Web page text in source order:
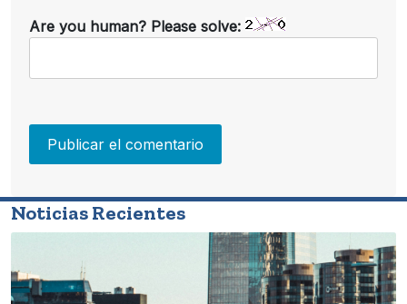
Are you human? Please solve:
Noticias Recientes